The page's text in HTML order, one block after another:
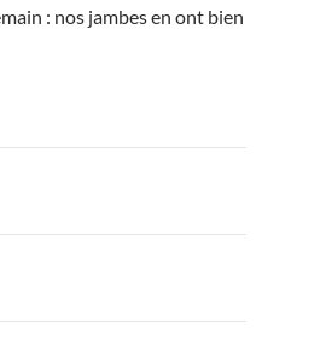
: nos jambes en ont bien